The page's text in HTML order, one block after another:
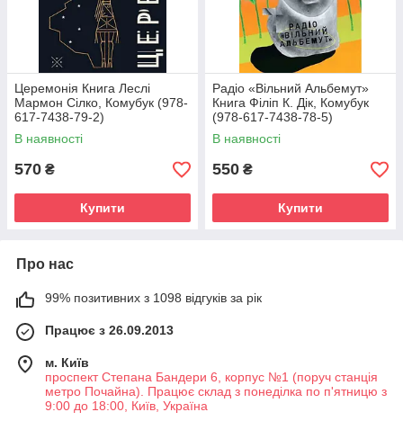
Церемонія Книга Леслі
Мармон Сілко, Комубук (978-
617-7438-79-2)
В наявності
570 ₴
Купити
Радіо «Вільний Альбемут»
Книга Філіп К. Дік, Комубук
(978-617-7438-78-5)
В наявності
550 ₴
Купити
Про нас
99% позитивних з 1098 відгуків за рік
Працює з 26.09.2013
м. Київ
проспект Степана Бандери 6, корпус №1 (поруч станція
метро Почайна). Працює склад з понеділка по п'ятницю з
9:00 до 18:00, Київ, Україна